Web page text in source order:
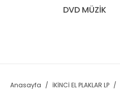
DVD MÜZİK
Anasayfa İKİNCİ EL PLAKLAR LP